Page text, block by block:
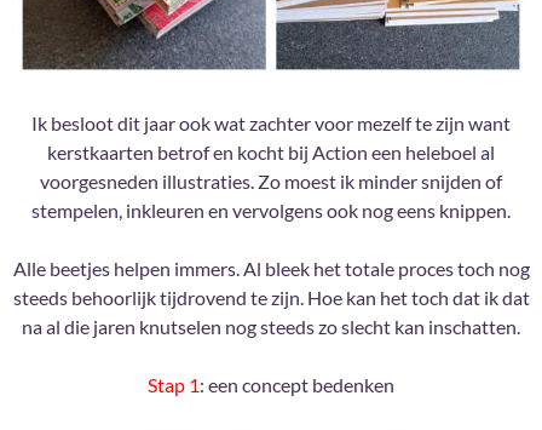
Ik besloot dit jaar ook wat zachter voor mezelf te zijn want
kerstkaarten betrof en kocht bij Action een heleboel al
voorgesneden illustraties. Zo moest ik minder snijden of
stempelen, inkleuren en vervolgens ook nog eens knippen.
Alle beetjes helpen immers. Al bleek het totale proces toch nog
steeds behoorlijk tijdrovend te zijn. Hoe kan het toch dat ik dat
na al die jaren knutselen nog steeds zo slecht kan inschatten.
Stap 1: een concept bedenken